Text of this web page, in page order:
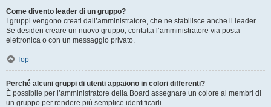
Come divento leader di un gruppo?
I gruppi vengono creati dall’amministratore, che ne stabilisce anche il leader.
Se desideri creare un nuovo gruppo, contatta l’amministratore via posta
elettronica o con un messaggio privato.
Top
Perché alcuni gruppi di utenti appaiono in colori differenti?
È possibile per l’amministratore della Board assegnare un colore ai membri di
un gruppo per rendere più semplice identificarli.